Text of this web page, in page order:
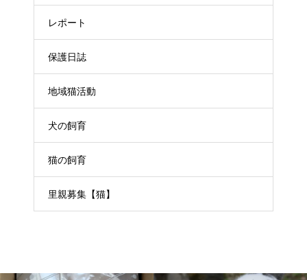
レポート
保護日誌
地域猫活動
犬の飼育
猫の飼育
里親募集【猫】